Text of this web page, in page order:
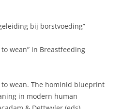
bij borstvoeding”
wean” in Breastfeeding
to wean. The hominid blueprint
in modern human